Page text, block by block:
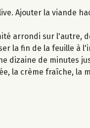
Ajouter la viande
arrondi sur l'autre,
la fin de la feuille à
dizaine de minutes
la crème fraîche, la